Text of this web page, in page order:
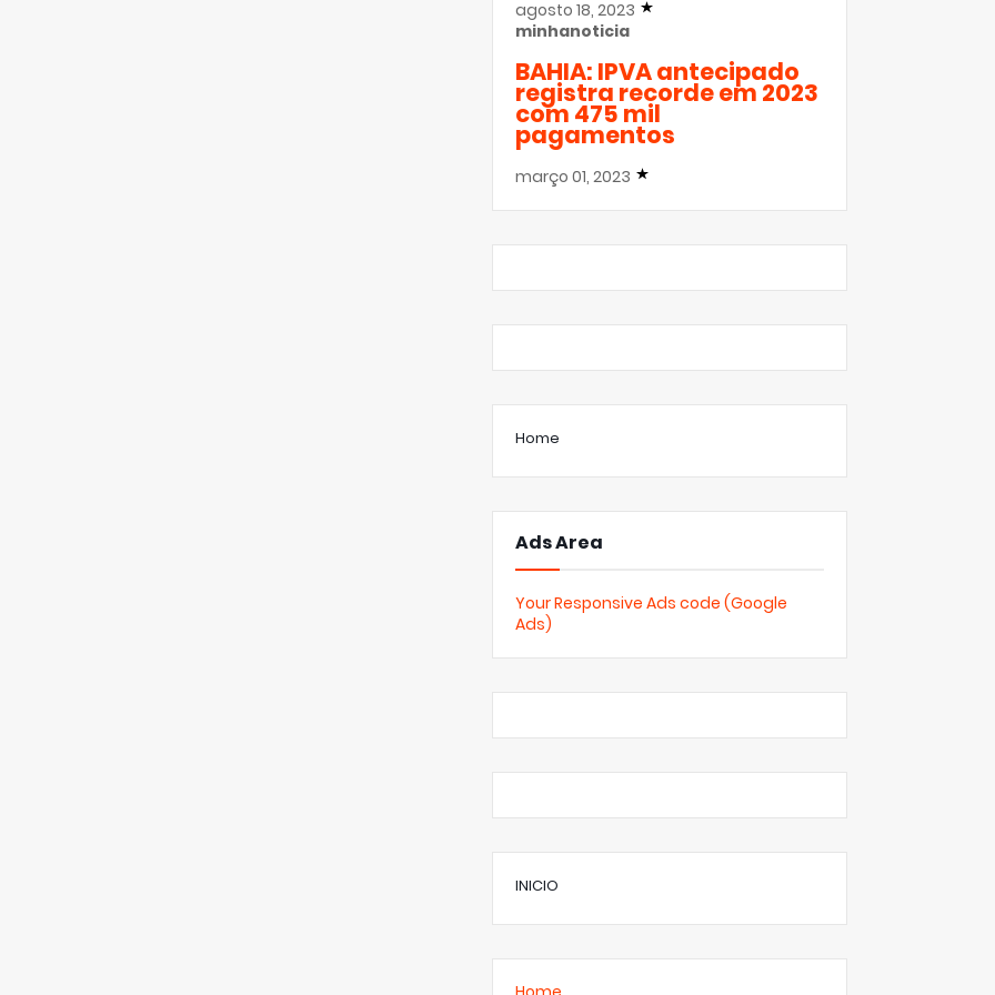
agosto 18, 2023
minhanoticia
BAHIA: IPVA antecipado
registra recorde em 2023
com 475 mil
pagamentos
março 01, 2023
Home
Ads Area
Your Responsive Ads code (Google
Ads)
INICIO